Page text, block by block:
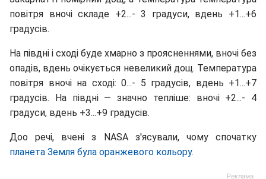
повітря вночі складе +2...- 3 градуси, вдень +1...+6
градусів.
На півдні і сході буде хмарно з проясненнями, вночі без
опадів, вдень очікується невеликий дощ. Температура
повітря вночі на сході: 0...- 5 градусів, вдень +1...+7
градусів. На півдні — значно тепліше: вночі +2...- 4
градуси, вдень +3...+9 градусів.
Доо речi, вчені з NASA з'ясували, чому спочатку
планета Земля була оранжевого кольору.